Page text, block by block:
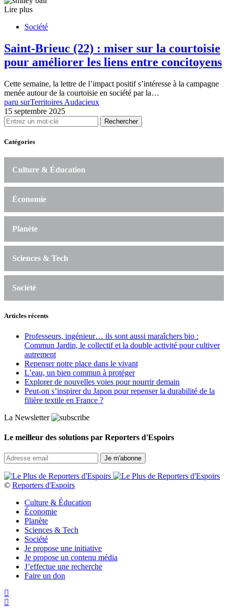
Lire plus
Société
Saint-Brieuc (22) : miser sur la courtoisie
pour améliorer les liens entre concitoyens
Cette semaine, la lettre de l’impact positif s’intéresse à la campagne
menée autour de la courtoisie en société par la…
paru surTerritoires Audacieux
15 septembre 2025
Rechercher
Catégories
Culture & Éducation
Économie
Planète
Sciences & Tech
Société
Articles récents
Professeurs, ingénieur… ils sont aussi maraîchers bio :
Commun Jardin, le collectif et la double activité pour cultiver
autrement
Repenser notre place dans le vivant
L’eau, un bien commun à protéger
Explorer de nouvelles voies pour nourrir demain
Peut‑on s’inspirer du Japon pour repenser la durabilité de la
filière textile en France ?
La Newsletter
Le meilleur des solutions par Reporters d'Espoirs
© Reporters d'Espoirs
Culture & Éducation
Économie
Planète
Sciences & Tech
Société
Je propose une initiative
Je propose un contenu média
J’effectue une recherche
Faire un don